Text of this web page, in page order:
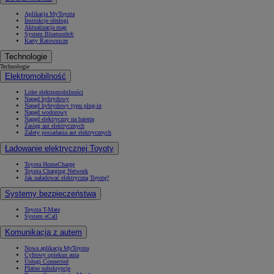
Aplikacja MyToyota
Instrukcje obsługi
Aktualizacja map
System Bluetooth®
Karty Ratownicze
Technologie
Technologie
Elektromobilność
Lider elektromobilności
Napęd hybrydowy
Napęd hybrydowy typu plug-in
Napęd wodorowy
Napęd elektryczny na baterię
Zasięg aut elektrycznych
Zalety posiadania aut elektrycznych
Ładowanie elektrycznej Toyoty
Toyota HomeCharge
Toyota Charging Network
Jak naładować elektryczną Toyotę?
Systemy bezpieczeństwa
Toyota T-Mate
System eCall
Komunikacja z autem
Nowa aplikacja MyToyota
Cyfrowy opiekun auta
Usługi Connected
Płatne subskrypcje